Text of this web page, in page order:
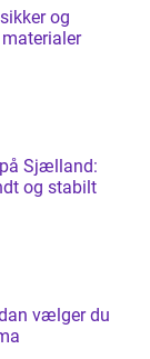
Sjælland:
og stabilt